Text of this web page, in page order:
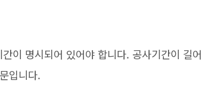
이 명시되어 있어야 합니다. 공사기간이 길
입니다.